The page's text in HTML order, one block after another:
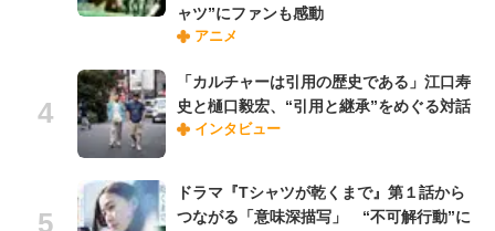
ャツ”にファンも感動
アニメ
「カルチャーは引用の歴史である」江口寿
史と樋口毅宏、“引用と継承”をめぐる対話
インタビュー
ドラマ『Tシャツが乾くまで』第１話から
つながる「意味深描写」 “不可解行動”に